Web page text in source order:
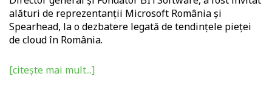
alături de reprezentanții Microsoft România și
Spearhead, la o dezbatere legată de tendințele pieței
de cloud în România.
[citește mai mult...]